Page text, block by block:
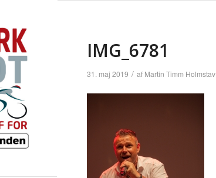
IMG_6781
31. maj 2019 / af Martin Timm Holmstav